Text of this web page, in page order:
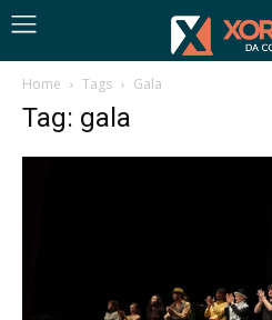
Home Tags Gala
Tag: gala